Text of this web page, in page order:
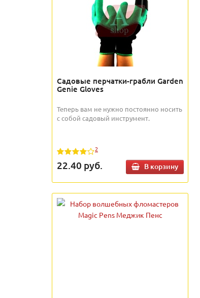
Садовые перчатки-грабли Garden
Genie Gloves
Теперь вам не нужно постоянно носить
с собой садовый инструмент.
2
22.40 руб. В корзину